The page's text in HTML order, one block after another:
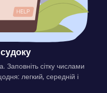
сітку числами
легкий, середній і